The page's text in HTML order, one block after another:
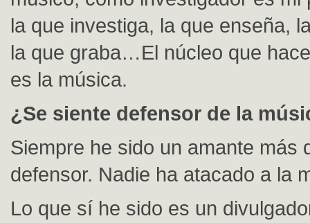
la que investiga, la que enseña,
la que graba…El núcleo que
es la música.
¿Se siente defensor de la
Siempre he sido un amante más
defensor. Nadie ha atacado a la
Lo que sí he sido es un